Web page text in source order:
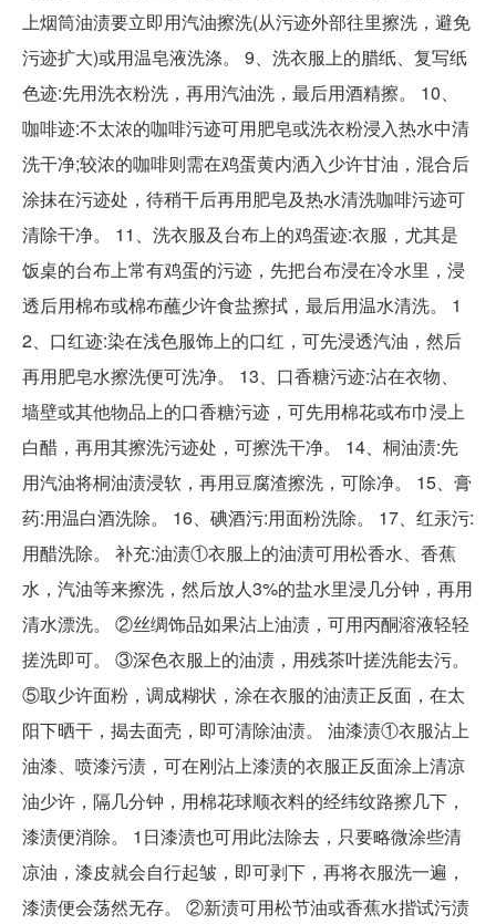
上烟筒油渍要立即用汽油擦洗(从污迹外部往里擦洗，避免
污迹扩大)或用温皂液洗涤。 9、洗衣服上的腊纸、复写纸
色迹:先用洗衣粉洗，再用汽油洗，最后用酒精擦。 10、
咖啡迹:不太浓的咖啡污迹可用肥皂或洗衣粉浸入热水中清
洗干净;较浓的咖啡则需在鸡蛋黄内洒入少许甘油，混合后
涂抹在污迹处，待稍干后再用肥皂及热水清洗咖啡污迹可
清除干净。 11、洗衣服及台布上的鸡蛋迹:衣服，尤其是
饭桌的台布上常有鸡蛋的污迹，先把台布浸在冷水里，浸
透后用棉布或棉布蘸少许食盐擦拭，最后用温水清洗。 1
2、口红迹:染在浅色服饰上的口红，可先浸透汽油，然后
再用肥皂水擦洗便可洗净。 13、口香糖污迹:沾在衣物、
墙壁或其他物品上的口香糖污迹，可先用棉花或布巾浸上
白醋，再用其擦洗污迹处，可擦洗干净。 14、桐油渍:先
用汽油将桐油渍浸软，再用豆腐渣擦洗，可除净。 15、膏
药:用温白酒洗除。 16、碘酒污:用面粉洗除。 17、红汞污:
用醋洗除。 补充:油渍①衣服上的油渍可用松香水、香蕉
水，汽油等来擦洗，然后放人3%的盐水里浸几分钟，再用
清水漂洗。 ②丝绸饰品如果沾上油渍，可用丙酮溶液轻轻
搓洗即可。 ③深色衣服上的油渍，用残茶叶搓洗能去污。
⑤取少许面粉，调成糊状，涂在衣服的油渍正反面，在太
阳下晒干，揭去面壳，即可清除油渍。 油漆渍①衣服沾上
油漆、喷漆污渍，可在刚沾上漆渍的衣服正反面涂上清凉
油少许，隔几分钟，用棉花球顺衣料的经纬纹路擦几下，
漆渍便消除。 1日漆渍也可用此法除去，只要略微涂些清
凉油，漆皮就会自行起皱，即可剥下，再将衣服洗一遍，
漆渍便会荡然无存。 ②新渍可用松节油或香蕉水揩试污渍